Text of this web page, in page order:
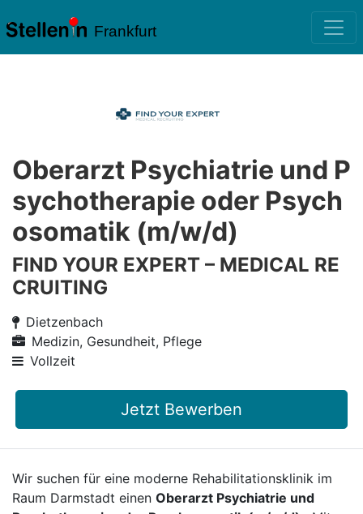
Frankfurt
Oberarzt Psychiatrie und P
sychotherapie oder Psych
osomatik (m/w/d)
FIND YOUR EXPERT – MEDICAL RE
CRUITING
Dietzenbach
Medizin, Gesundheit, Pflege
Vollzeit
Jetzt Bewerben
Wir suchen für eine moderne Rehabilitationsklinik im
Raum Darmstadt einen Oberarzt Psychiatrie und